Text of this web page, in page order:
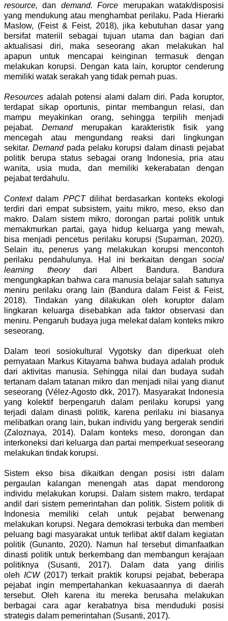
resource,dan demand. Force merupakan watak/disposisi
yang mendukung atau menghambat perilaku. Pada Hierarki
Maslow, (Feist & Feist, 2018), jika kebutuhan dasar yang
bersifat materiil sebagai tujuan utama dan bagian dari
aktualisasi diri, maka seseorang akan melakukan hal
apapun untuk mencapai keinginan termasuk dengan
melakukan korupsi. Dengan kata lain, koruptor cenderung
memiliki watak serakah yang tidak pernah puas.
Resources adalah potensi alami dalam diri. Pada koruptor,
terdapat sikap oportunis, pintar membangun relasi, dan
mampu meyakinkan orang, sehingga terpilih menjadi
pejabat.Demandmerupakan karakteristik fisik yang
mencegah atau mengundang reaksi dari lingkungan
sekitar. Demandpada pelaku korupsi dalam dinasti pejabat
politik berupa status sebagai orang Indonesia, pria atau
wanita, usia muda, dan memiliki kekerabatan dengan
pejabat terdahulu.
Contextdalam PPCTdilihat berdasarkan konteks ekologi
terdiri dari empat subsistem, yaitu mikro, meso, ekso dan
makro. Dalam sistem mikro, dorongan partai politik untuk
memakmurkan partai, gaya hidup keluarga yang mewah,
bisa menjadi pencetus perilaku korupsi (Suparman, 2020).
Selain itu, penerus yang melakukan korupsi mencontoh
perilaku pendahulunya. Hal ini berkaitan dengan social
learning theorydari Albert Bandura. Bandura
mengungkapkan bahwa cara manusia belajar salah satunya
meniru perilaku orang lain (Bandura dalam Feist & Feist,
2018). Tindakan yang dilakukan oleh koruptor dalam
lingkaran keluarga disebabkan ada faktor observasi dan
meniru. Pengaruh budaya juga melekat dalam konteks mikro
seseorang.
Dalam teori sosiokultural Vygotsky dan diperkuat oleh
pernyataan Markus Kitayama bahwa budaya adalah produk
dari aktivitas manusia. Sehingga nilai dan budaya sudah
tertanam dalam tatanan mikro dan menjadi nilai yang dianut
seseorang (Vélez-Agosto dkk, 2017). Masyarakat Indonesia
yang kolektif berpengaruh dalam perilaku korupsi yang
terjadi dalam dinasti politik, karena perilaku ini biasanya
melibatkan orang lain, bukan individu yang bergerak sendiri
(Zaloznaya, 2014). Dalam konteks meso, dorongan dan
interkoneksi dari keluarga dan partai memperkuat seseorang
melakukan tindak korupsi.
Sistem ekso bisa dikaitkan dengan posisi istri dalam
pergaulan kalangan menengah atas dapat mendorong
individu melakukan korupsi. Dalam sistem makro, terdapat
andil dari sistem pemerintahan dan politik. Sistem politik di
Indonesia memiliki celah untuk pejabat berwenang
melakukan korupsi. Negara demokrasi terbuka dan memberi
peluang bagi masyarakat untuk terlibat aktif dalam kegiatan
politik (Gunanto, 2020). Namun hal tersebut dimanfaatkan
dinasti politik untuk berkembang dan membangun kerajaan
politiknya (Susanti, 2017). Dalam data yang dirilis
olehICW(2017) terkait praktik korupsi pejabat, beberapa
pejabat ingin mempertahankan kekuasaannya di daerah
tersebut. Oleh karena itu mereka berusaha melakukan
berbagai cara agar kerabatnya bisa menduduki posisi
strategis dalam pemerintahan (Susanti, 2017).